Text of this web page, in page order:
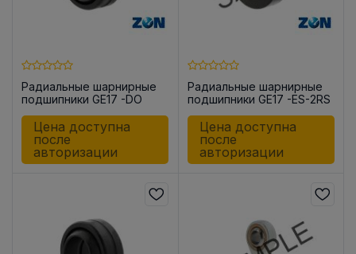
Радиальные шарнирные
подшипники GE17 -DO
Цена доступна
после
авторизации
Радиальные шарнирные
подшипники GE17 -ES-2RS
Цена доступна
после
авторизации